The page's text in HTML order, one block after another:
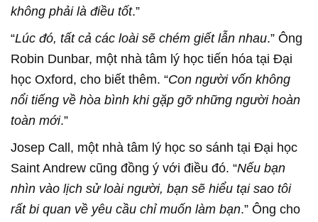
không phải là điều tốt.”
“Lúc đó, tất cả các loài sẽ chém giết lẫn nhau.” Ông
Robin Dunbar, một nhà tâm lý học tiến hóa tại Đại
học Oxford, cho biết thêm. “Con người vốn không
nổi tiếng về hòa bình khi gặp gỡ những người hoàn
toàn mới.”
Josep Call, một nhà tâm lý học so sánh tại Đại học
Saint Andrew cũng đồng ý với điều đó. “Nếu bạn
nhìn vào lịch sử loài người, bạn sẽ hiểu tại sao tôi
rất bi quan về yêu cầu chỉ muốn làm bạn.” Ông cho